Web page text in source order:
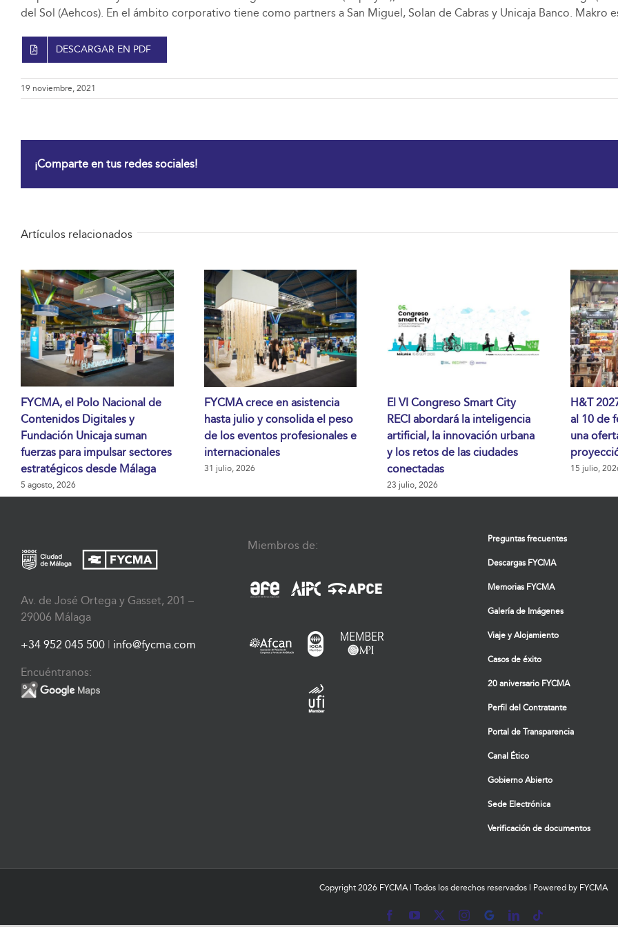
del Sol (Aehcos). En el ámbito corporativo tiene como partners a San Miguel, Solan de Cabras y Unicaja Banco. Makro
DESCARGAR EN PDF
19 noviembre, 2021
¡Comparte en tus redes sociales!
Artículos relacionados
FYCMA, el Polo Nacional de
Contenidos Digitales y
Fundación Unicaja suman
fuerzas para impulsar sectores
estratégicos desde Málaga
5 agosto, 2026
FYCMA crece en asistencia
hasta julio y consolida el peso
de los eventos profesionales e
internacionales
31 julio, 2026
El VI Congreso Smart City
RECI abordará la inteligencia
artificial, la innovación urbana
y los retos de las ciudades
conectadas
23 julio, 2026
H&T
al 10 de
una
15 julio,
Av. de José Ortega y Gasset, 201 –
29006 Málaga
+34 952 045 500 info@fycma.com
Encuéntranos:
Miembros de: Preguntas frecuentes
Descargas FYCMA
Memorias FYCMA
Galería de Imágenes
Viaje y Alojamiento
Casos de éxito
20 aniversario FYCMA
Perfil del Contratante
Portal de Transparencia
Canal Ético
Gobierno Abierto
Sede Electrónica
Verificación de documentos
Copyright 2026 FYCMA | Todos los derechos reservados | Powered by FYCMA
FacebookYouTube
X Instagram
MyBusinessLinkedInTiktok